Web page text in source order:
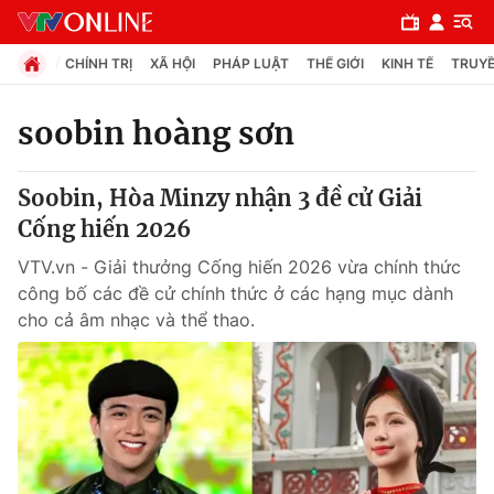
Chuyên mục
Chính trị
Xã hội
Pháp luật
Y tế
Thế giới
CHÍNH TRỊ XÃ HỘI PHÁP LUẬT THẾ GIỚI KINH TẾ
soobin hoàng sơn
Soobin, Hòa Minzy nhận 3 đề cử Giải
Cống hiến 2026
VTV.vn - Giải thưởng Cống hiến 2026 vừa chính thức
công bố các đề cử chính thức ở các hạng mục dành
cho cả âm nhạc và thể thao.